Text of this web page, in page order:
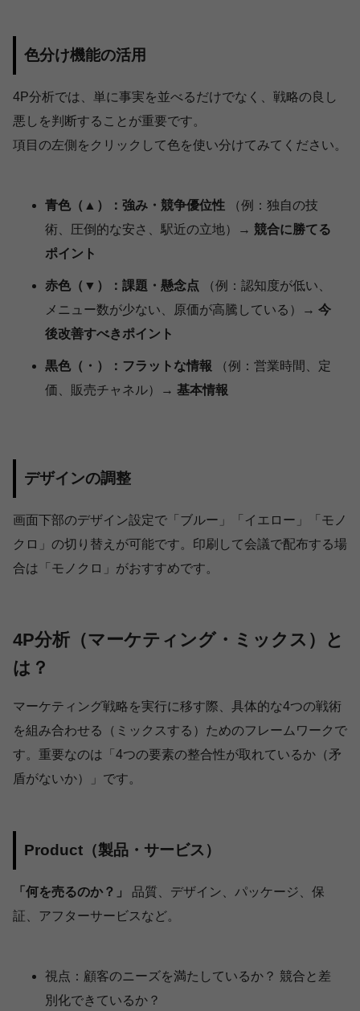
色分け機能の活用
4P分析では、単に事実を並べるだけでなく、戦略の良し
悪しを判断することが重要です。
項目の左側をクリックして色を使い分けてみてください。
青色（▲）：強み・競争優位性 （例：独自の技
術、圧倒的な安さ、駅近の立地）→ 競合に勝てる
ポイント
赤色（▼）：課題・懸念点 （例：認知度が低い、
メニュー数が少ない、原価が高騰している）→ 今
後改善すべきポイント
黒色（・）：フラットな情報 （例：営業時間、定
価、販売チャネル）→ 基本情報
デザインの調整
画面下部のデザイン設定で「ブルー」「イエロー」「モノ
クロ」の切り替えが可能です。印刷して会議で配布する場
合は「モノクロ」がおすすめです。
4P分析（マーケティング・ミックス）と
は？
マーケティング戦略を実行に移す際、具体的な4つの戦術
を組み合わせる（ミックスする）ためのフレームワークで
す。重要なのは「4つの要素の整合性が取れているか（矛
盾がないか）」です。
Product（製品・サービス）
「何を売るのか？」
品質、デザイン、パッケージ、保
証、アフターサービスなど。
視点：顧客のニーズを満たしているか？ 競合と差
別化できているか？